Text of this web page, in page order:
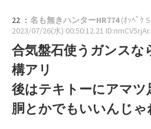
22 ： 名も無きハンターHR774(ｵｯﾍﾟｹ
2023/07/26(水) 00:50:12.21
合気盤石使うガンスな
構アリ
後はテキトーにアマツ
胴とかでもいいんじゃ